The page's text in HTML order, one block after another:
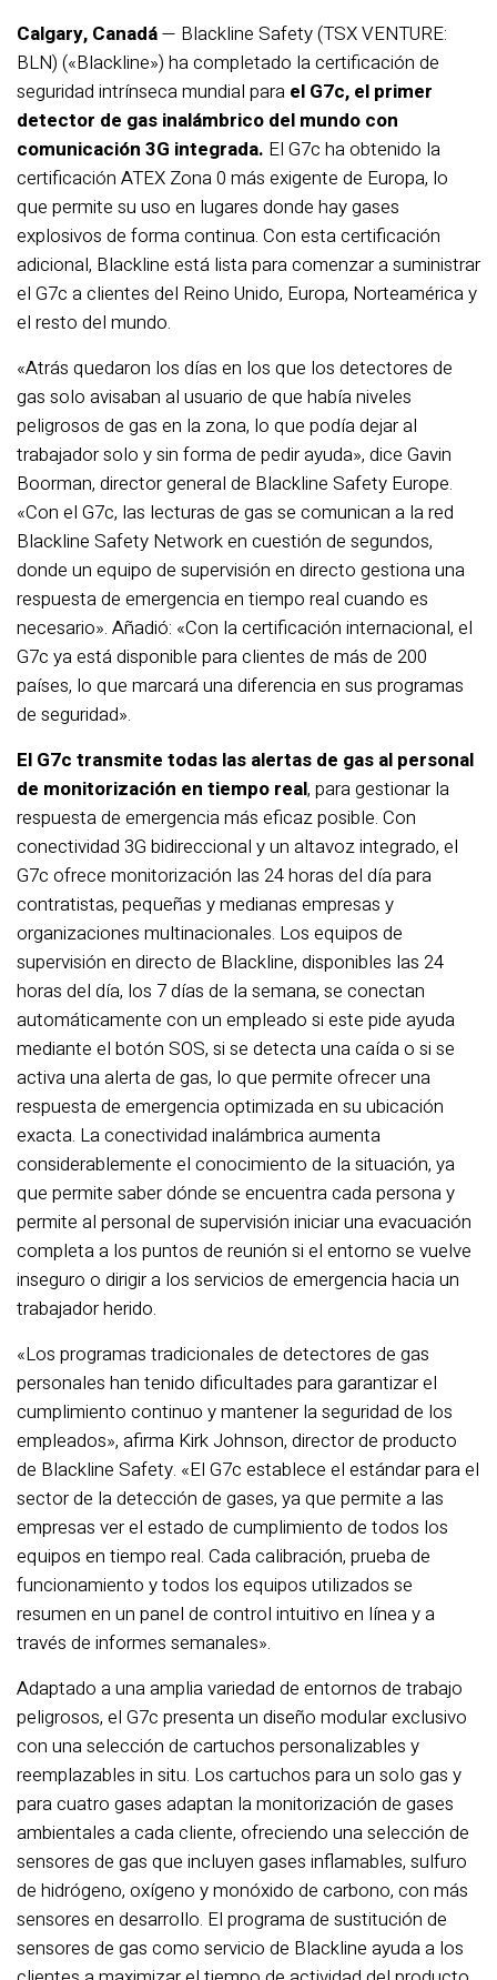
Calgary, Canadá— Blackline Safety (TSX VENTURE:
BLN) («Blackline») ha completado la certificación de
seguridad intrínseca mundial para el G7c, el primer
detector de gas inalámbrico del mundo con
comunicación 3G integrada. El G7c ha obtenido la
certificación ATEX Zona 0 más exigente de Europa, lo
que permite su uso en lugares donde hay gases
explosivos de forma continua. Con esta certificación
adicional, Blackline está lista para comenzar a suministrar
el G7c a clientes del Reino Unido, Europa, Norteamérica y
el resto del mundo.
«Atrás quedaron los días en los que los detectores de
gas solo avisaban al usuario de que había niveles
peligrosos de gas en la zona, lo que podía dejar al
trabajador solo y sin forma de pedir ayuda», dice Gavin
Boorman, director general de Blackline Safety Europe.
«Con el G7c, las lecturas de gas se comunican a la red
Blackline Safety Network en cuestión de segundos,
donde un equipo de supervisión en directo gestiona una
respuesta de emergencia en tiempo real cuando es
necesario». Añadió: «Con la certificación internacional, el
G7c ya está disponible para clientes de más de 200
países, lo que marcará una diferencia en sus programas
de seguridad».
El G7c transmite todas las alertas de gas al personal
de monitorización en tiempo real, para gestionar la
respuesta de emergencia más eficaz posible. Con
conectividad 3G bidireccional y un altavoz integrado, el
G7c ofrece monitorización las 24 horas del día para
contratistas, pequeñas y medianas empresas y
organizaciones multinacionales. Los equipos de
supervisión en directo de Blackline, disponibles las 24
horas del día, los 7 días de la semana, se conectan
automáticamente con un empleado si este pide ayuda
mediante el botón SOS, si se detecta una caída o si se
activa una alerta de gas, lo que permite ofrecer una
respuesta de emergencia optimizada en su ubicación
exacta. La conectividad inalámbrica aumenta
considerablemente el conocimiento de la situación, ya
que permite saber dónde se encuentra cada persona y
permite al personal de supervisión iniciar una evacuación
completa a los puntos de reunión si el entorno se vuelve
inseguro o dirigir a los servicios de emergencia hacia un
trabajador herido.
«Los programas tradicionales de detectores de gas
personales han tenido dificultades para garantizar el
cumplimiento continuo y mantener la seguridad de los
empleados», afirma Kirk Johnson, director de producto
de Blackline Safety. «El G7c establece el estándar para el
sector de la detección de gases, ya que permite a las
empresas ver el estado de cumplimiento de todos los
equipos en tiempo real. Cada calibración, prueba de
funcionamiento y todos los equipos utilizados se
resumen en un panel de control intuitivo en línea y a
través de informes semanales».
Adaptado a una amplia variedad de entornos de trabajo
peligrosos, el G7c presenta un diseño modular exclusivo
con una selección de cartuchos personalizables y
reemplazables in situ. Los cartuchos para un solo gas y
para cuatro gases adaptan la monitorización de gases
ambientales a cada cliente, ofreciendo una selección de
sensores de gas que incluyen gases inflamables, sulfuro
de hidrógeno, oxígeno y monóxido de carbono, con más
sensores en desarrollo. El programa de sustitución de
sensores de gas como servicio de Blackline ayuda a los